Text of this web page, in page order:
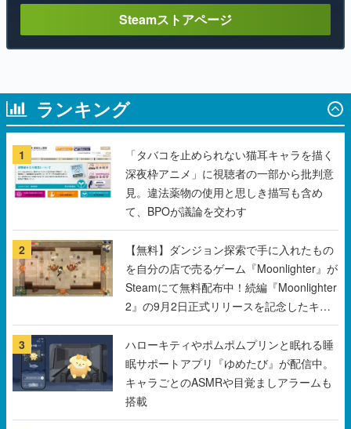
Steamストアページ
ランキング
1
「タバコを止められない猫耳キャラを描く
深夜枠アニメ」に視聴者の一部から批判意
見。違法薬物の使用と思しき描写も含め
て、BPOが議論を交わす
2
【無料】ダンジョン探索で手に入れたもの
を自分の店で売るゲーム『Moonlighter』が
Steamにて無料配布中！続編『Moonlighter
2』の9月2日正式リリースを記念したキャ
ンペーン
3
ハローキティやポムポムプリンと眠れる睡
眠サポートアプリ『ゆめたび』が配信中。
キャラごとのASMRや目覚ましアラームも
搭載